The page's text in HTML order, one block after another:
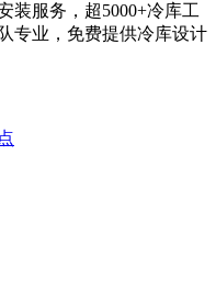
装服务，超5000+冷库工
专业，免费提供冷库设计